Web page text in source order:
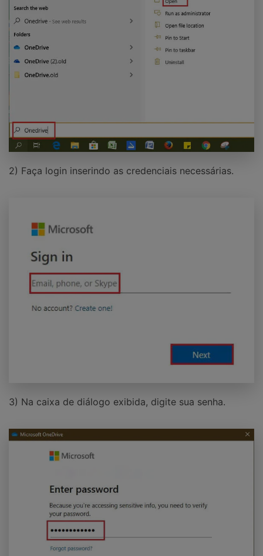
2) Faça login inserindo as credenciais necessárias.
3) Na caixa de diálogo exibida, digite sua senha.